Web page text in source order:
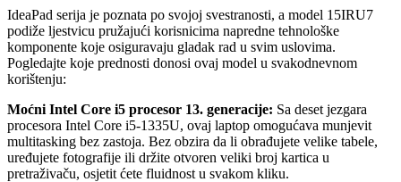
IdeaPad serija je poznata po svojoj svestranosti, a model 15IRU7
podiže ljestvicu pružajući korisnicima napredne tehnološke
komponente koje osiguravaju gladak rad u svim uslovima.
Pogledajte koje prednosti donosi ovaj model u svakodnevnom
korištenju:
Moćni Intel Core i5 procesor 13. generacije: Sa deset jezgara
procesora Intel Core i5-1335U, ovaj laptop omogućava munjevit
multitasking bez zastoja. Bez obzira da li obrađujete velike tabele,
uređujete fotografije ili držite otvoren veliki broj kartica u
pretraživaču, osjetit ćete fluidnost u svakom kliku.